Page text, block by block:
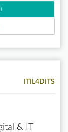
ITIL4DITS
& IT